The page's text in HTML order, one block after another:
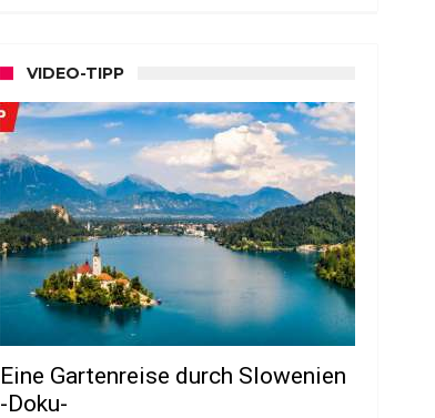
VIDEO-TIPP
Eine Gartenreise durch Slowenien
-Doku-